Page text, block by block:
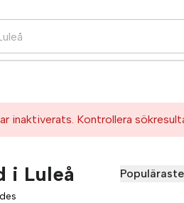
inaktiverats. Kontrollera
i Luleå Populäraste